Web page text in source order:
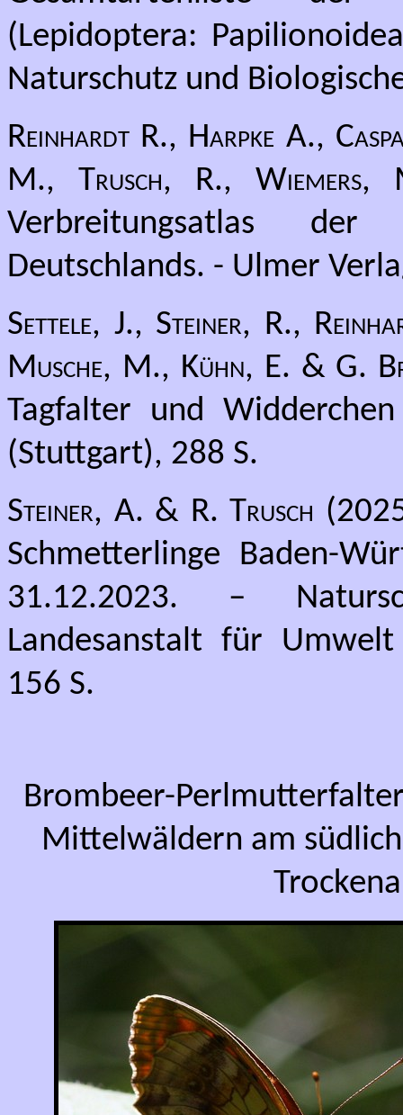
(Lepidoptera:
Naturschutz und
Reinhardt R., Harpke A.,
M., Trusch, R.,
Verbreitungsatlas
Deutschlands. - Ulmer
Settele, J., Steiner, R.,
Musche, M., Kühn, E. & G.
Tagfalter und
(Stuttgart), 288 S.
Steiner, A. & R. Trusch
Schmetterlinge Baden-
31.12.2023. –
Landesanstalt für
156 S.
Brombeer-
Mittelwäldern am